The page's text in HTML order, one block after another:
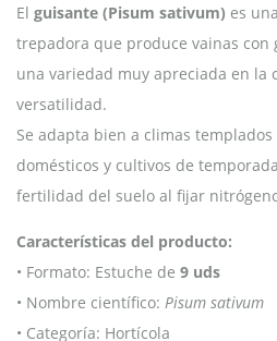
El guisante (Pisum sativum) es
trepadora que produce vainas con
una variedad muy apreciada en la
versatilidad.
Se adapta bien a climas
domésticos y cultivos de
fertilidad del suelo al fijar
Características del producto:
• Formato: Estuche de 9 uds
• Nombre científico: Pisum sativum
• Categoría: Hortícola